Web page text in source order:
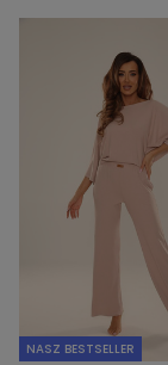
NASZ BESTSELLER